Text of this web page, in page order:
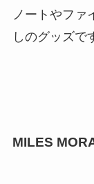
ノートやファ
しのグッズで
MILES